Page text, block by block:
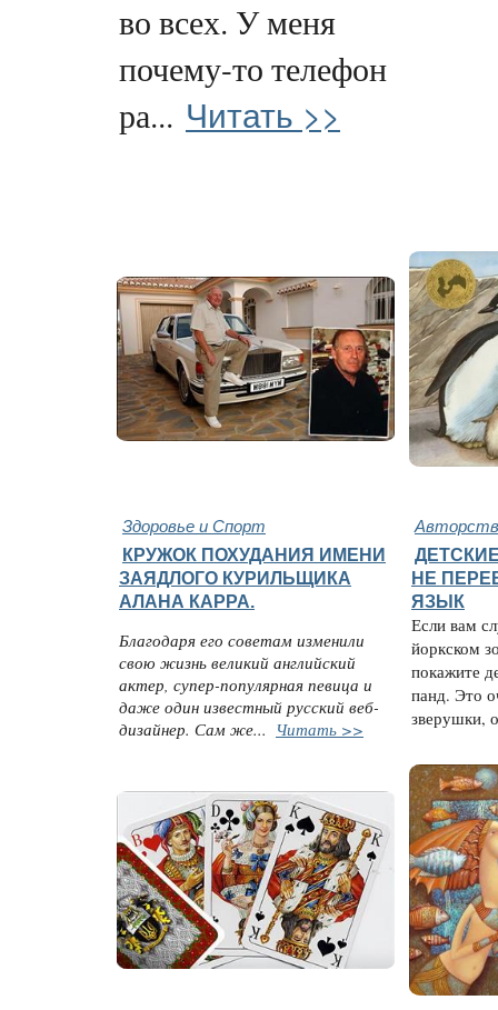
во всех. У меня
почему-то телефон
ра... Читать >>
Здоровье и Спорт
КРУЖОК ПОХУДАНИЯ ИМЕНИ
ЗАЯДЛОГО КУРИЛЬЩИКА
АЛАНА КАРРА.
Благодаря его советам изменили
свою жизнь великий английский
актер, супер-популярная певица и
даже один известный русский веб-
дизайнер. Сам же... Читать >>
НЕ
ЯЗЫК
Если вам
йоркском
покажите
панд. Это
зверушки,